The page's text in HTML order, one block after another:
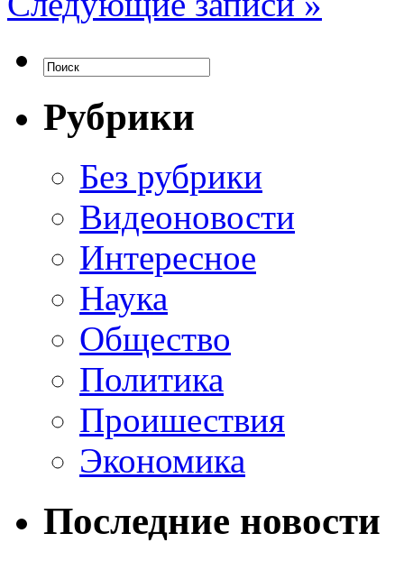
Рубрики
Без рубрики
Видеоновости
Интересное
Наука
Общество
Политика
Проишествия
Экономика
Последние новости